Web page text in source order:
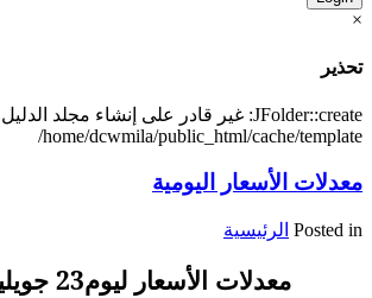
×
تحذير
/home/dcwmila/public_html/cache/template
معدلات الأسعار اليومية
Posted in الرئيسية
معدلات الأسعار ليوم23 جويلية 2026